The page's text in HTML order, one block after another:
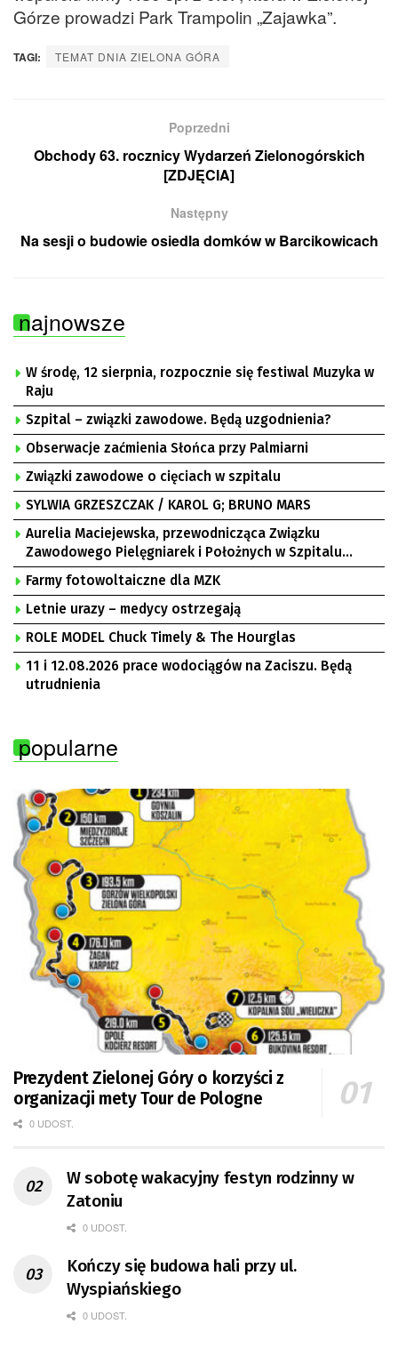
Górze prowadzi Park Trampolin „Zajawka”.
TAGI: TEMAT DNIA ZIELONA GÓRA
Poprzedni
Obchody 63. rocznicy Wydarzeń Zielonogórskich
[ZDJĘCIA]
Następny
Na sesji o budowie osiedla domków w Barcikowicach
najnowsze
W środę, 12 sierpnia, rozpocznie się festiwal Muzyka w
Raju
Szpital – związki zawodowe. Będą uzgodnienia?
Obserwacje zaćmienia Słońca przy Palmiarni
Związki zawodowe o cięciach w szpitalu
SYLWIA GRZESZCZAK / KAROL G; BRUNO MARS
Aurelia Maciejewska, przewodnicząca Związku
Zawodowego Pielęgniarek i Położnych w Szpitalu
Uniwersyteckim w Zielonej Górze, Bogusław
Motowidełko, przewodniczący Zarządu Regionu NSZZ
„Solidarność” Zielona Góra
Farmy fotowoltaiczne dla MZK
Letnie urazy – medycy ostrzegają
ROLE MODEL Chuck Timely & The Hourglas
11 i 12.08.2026 prace wodociągów na Zaciszu. Będą
utrudnienia
popularne
Prezydent Zielonej Góry o korzyści z
organizacji mety Tour de Pologne
0 UDOST.
W sobotę wakacyjny festyn rodzinny w
Zatoniu
0 UDOST.
Kończy się budowa hali przy ul.
Wyspiańskiego
0 UDOST.